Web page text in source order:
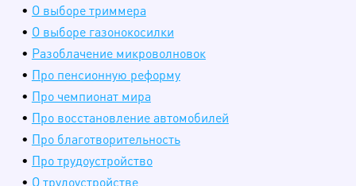
• О выборе триммера
• О выборе газонокосилки
• Разоблачение микроволновок
• Про пенсионную реформу
• Про чемпионат мира
• Про восстановление автомобилей
• Про благотворительность
• Про трудоустройство
• О трудоустройстве